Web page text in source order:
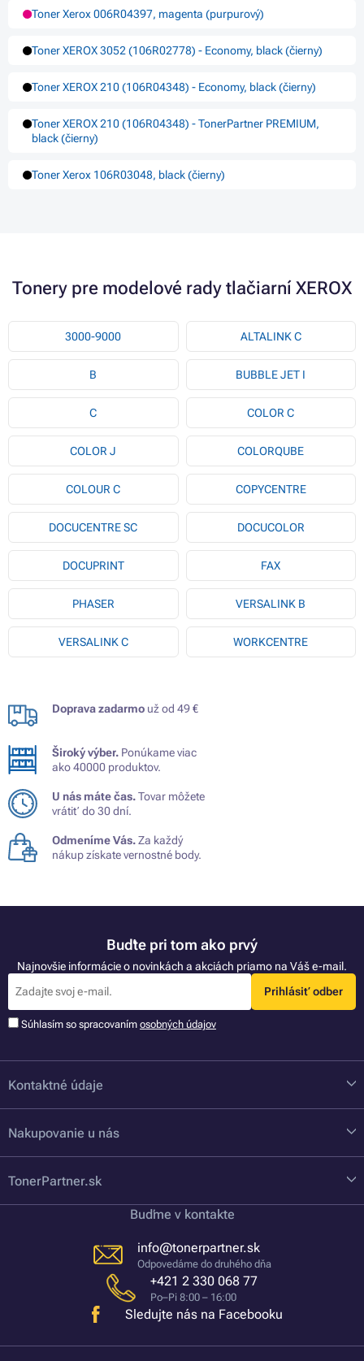
Toner Xerox 006R04397, magenta (purpurový)
Toner XEROX 3052 (106R02778) - Economy, black (čierny)
Toner XEROX 210 (106R04348) - Economy, black (čierny)
Toner XEROX 210 (106R04348) - TonerPartner PREMIUM,
black (čierny)
Toner Xerox 106R03048, black (čierny)
Tonery pre modelové rady tlačiarní XEROX
3000-9000 ALTALINK C
B BUBBLE JET I
C COLOR C
COLOR J COLORQUBE
COLOUR C COPYCENTRE
DOCUCENTRE SC DOCUCOLOR
DOCUPRINT FAX
PHASER VERSALINK B
VERSALINK C WORKCENTRE
Doprava zadarmo už od 49 €
Široký výber. Ponúkame viac
ako 40000 produktov.
U nás máte čas.Tovar môžete
vrátiť do 30 dní.
Odmeníme Vás.Za každý
nákup získate vernostné body.
Buďte pri tom ako prvý
Najnovšie informácie o novinkách a akciách priamo na Váš e-mail.
Prihlásiť odber
Súhlasím so spracovaním osobných údajov
Kontaktné údaje
Nakupovanie u nás
TonerPartner.sk
Buďme v kontakte
info@tonerpartner.sk
Odpovedáme do druhého dňa
+421 2 330 068 77
Po–Pi 8:00 – 16:00
Sledujte nás na Facebooku